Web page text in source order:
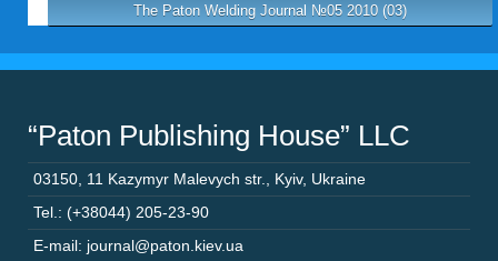
The Paton Welding Journal №05 2010 (03)
“Paton Publishing House” LLC
03150 11 Kazymyr Malevych str. Kyiv, Ukraine
Tel.: (+38044) 205-23-90
E-mail: journal@paton.kiev.ua